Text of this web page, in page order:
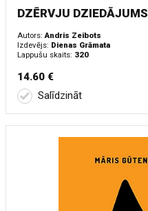
DZĒRVJU DZIEDĀJUMS
Autors: Andris Zeibots
Izdevējs: Dienas Grāmata
Lappušu skaits: 320
14.60 €
Salīdzināt